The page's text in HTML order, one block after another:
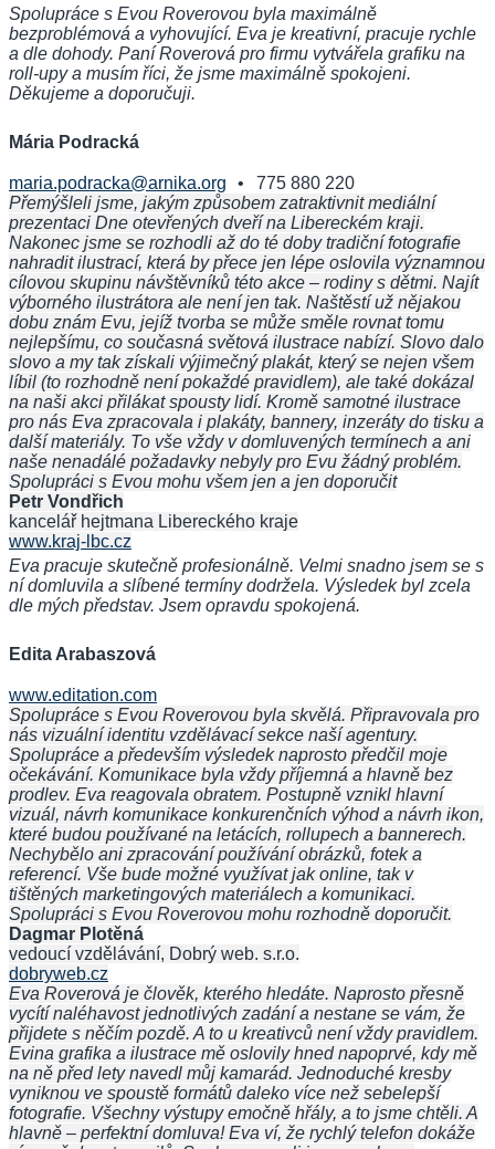
Spolupráce s Evou Roverovou byla maximálně
bezproblémová a vyhovující. Eva je kreativní, pracuje rychle
a dle dohody. Paní Roverová pro firmu vytvářela grafiku na
roll-upy a musím říci, že jsme maximálně spokojeni.
Děkujeme a doporučuji.
Mária Podracká
maria.podracka@arnika.org •
775 880 220
Přemýšleli jsme, jakým způsobem zatraktivnit mediální
prezentaci Dne otevřených dveří na Libereckém kraji.
Nakonec jsme se rozhodli až do té doby tradiční fotografie
nahradit ilustrací, která by přece jen lépe oslovila významnou
cílovou skupinu návštěvníků této akce – rodiny s dětmi. Najít
výborného ilustrátora ale není jen tak. Naštěstí už nějakou
dobu znám Evu, jejíž tvorba se může směle rovnat tomu
nejlepšímu, co současná světová ilustrace nabízí. Slovo dalo
slovo a my tak získali výjimečný plakát, který se nejen všem
líbil (to rozhodně není pokaždé pravidlem), ale také dokázal
na naši akci přilákat spousty lidí. Kromě samotné ilustrace
pro nás Eva zpracovala i plakáty, bannery, inzeráty do tisku a
další materiály. To vše vždy v domluvených termínech a ani
naše nenadálé požadavky nebyly pro Evu žádný problém.
Spolupráci s Evou mohu všem jen a jen doporučit
Petr Vondřich
kancelář hejtmana Libereckého kraje
www.kraj-lbc.cz
Eva pracuje skutečně profesionálně. Velmi snadno jsem se s
ní domluvila a slíbené termíny dodržela. Výsledek byl zcela
dle mých představ. Jsem opravdu spokojená.
Edita Arabaszová
www.editation.com
Spolupráce s Evou Roverovou byla skvělá. Připravovala pro
nás vizuální identitu vzdělávací sekce naší agentury.
Spolupráce a především výsledek naprosto předčil moje
očekávání. Komunikace byla vždy příjemná a hlavně bez
prodlev. Eva reagovala obratem. Postupně vznikl hlavní
vizuál, návrh komunikace konkurenčních výhod a návrh ikon,
které budou používané na letácích, rollupech a bannerech.
Nechybělo ani zpracování používání obrázků, fotek a
referencí. Vše bude možné využívat jak online, tak v
tištěných marketingových materiálech a komunikaci.
Spolupráci s Evou Roverovou mohu rozhodně doporučit.
Dagmar Plotěná
vedoucí vzdělávání, Dobrý web. s.r.o.
dobryweb.cz
Eva Roverová je člověk, kterého hledáte. Naprosto přesně
vycítí naléhavost jednotlivých zadání a nestane se vám, že
přijdete s něčím pozdě. A to u kreativců není vždy pravidlem.
Evina grafika a ilustrace mě oslovily hned napoprvé, kdy mě
na ně před lety navedl můj kamarád. Jednoduché kresby
vyniknou ve spoustě formátů daleko více než sebelepší
fotografie. Všechny výstupy emočně hřály, a to jsme chtěli. A
hlavně – perfektní domluva! Eva ví, že rychlý telefon dokáže